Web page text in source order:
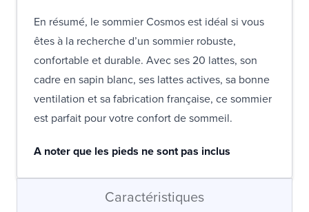
En résumé, le sommier Cosmos est idéal si vous
êtes à la recherche d’un sommier robuste,
confortable et durable. Avec ses 20 lattes, son
cadre en sapin blanc, ses lattes actives, sa bonne
ventilation et sa fabrication française, ce sommier
est parfait pour votre confort de sommeil.
A noter que les pieds ne sont pas inclus
Caractéristiques